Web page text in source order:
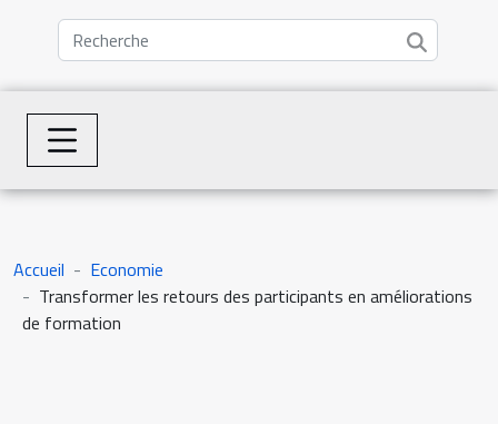
Accueil
Economie
Transformer les retours des participants en améliorations
de formation